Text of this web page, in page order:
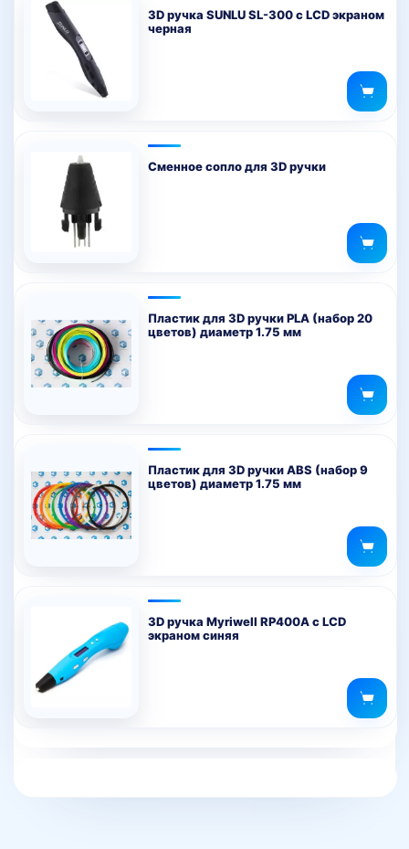
3D ручка SUNLU SL-300 с LCD экраном
черная
Сменное сопло для 3D ручки
Пластик для 3D ручки PLA (набор 20
цветов) диаметр 1.75 мм
Пластик для 3D ручки ABS (набор 9
цветов) диаметр 1.75 мм
3D ручка Myriwell RP400A с LCD
экраном синяя